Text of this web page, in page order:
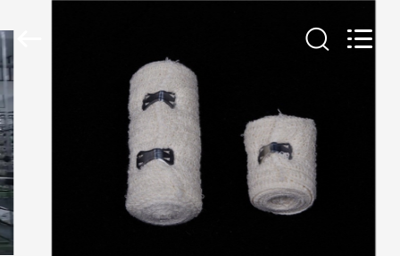
CASA
PRODUTOS
SOBRE
NÓS
Copyright
©
adhesiveelasticbandage.com.
All
Rights